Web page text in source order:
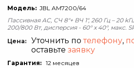
Модель: JBL AM7200/64
Пассивная АС, CЧ 8"+ ВЧ 1", 260 Гц – 20
200/800 Вт, дисперсия - 60° x 40°, макс.
Цена:
Уточнить потелефону,
оставьте заявку
Гарантия: 12 месяцев